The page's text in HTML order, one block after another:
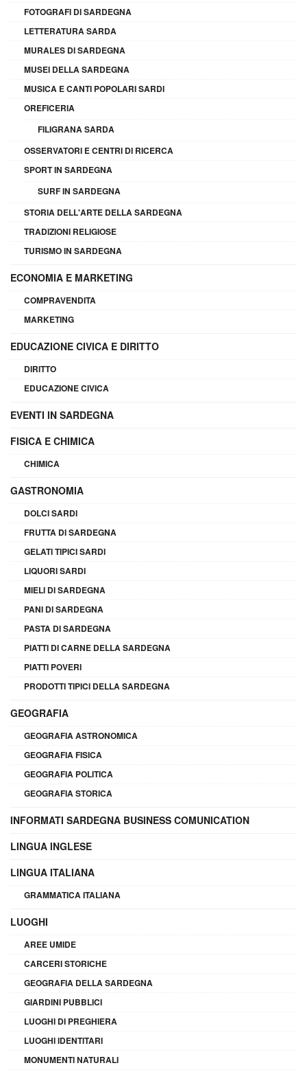
FOTOGRAFI DI SARDEGNA
LETTERATURA SARDA
MURALES DI SARDEGNA
MUSEI DELLA SARDEGNA
MUSICA E CANTI POPOLARI SARDI
OREFICERIA
FILIGRANA SARDA
OSSERVATORI E CENTRI DI RICERCA
SPORT IN SARDEGNA
SURF IN SARDEGNA
STORIA DELL'ARTE DELLA SARDEGNA
TRADIZIONI RELIGIOSE
TURISMO IN SARDEGNA
ECONOMIA E MARKETING
COMPRAVENDITA
MARKETING
EDUCAZIONE CIVICA E DIRITTO
DIRITTO
EDUCAZIONE CIVICA
EVENTI IN SARDEGNA
FISICA E CHIMICA
CHIMICA
GASTRONOMIA
DOLCI SARDI
FRUTTA DI SARDEGNA
GELATI TIPICI SARDI
LIQUORI SARDI
MIELI DI SARDEGNA
PANI DI SARDEGNA
PASTA DI SARDEGNA
PIATTI DI CARNE DELLA SARDEGNA
PIATTI POVERI
PRODOTTI TIPICI DELLA SARDEGNA
GEOGRAFIA
GEOGRAFIA ASTRONOMICA
GEOGRAFIA FISICA
GEOGRAFIA POLITICA
GEOGRAFIA STORICA
INFORMATI SARDEGNA BUSINESS COMUNICATION
LINGUA INGLESE
LINGUA ITALIANA
GRAMMATICA ITALIANA
LUOGHI
AREE UMIDE
CARCERI STORICHE
GEOGRAFIA DELLA SARDEGNA
GIARDINI PUBBLICI
LUOGHI DI PREGHIERA
LUOGHI IDENTITARI
MONUMENTI NATURALI